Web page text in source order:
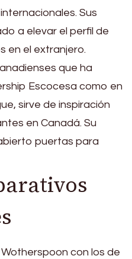
Sus
a elevar el perfil de
en el extranjero.
que ha
Escocesa como en
sirve de inspiración
en Canadá. Su
puertas para
con los de